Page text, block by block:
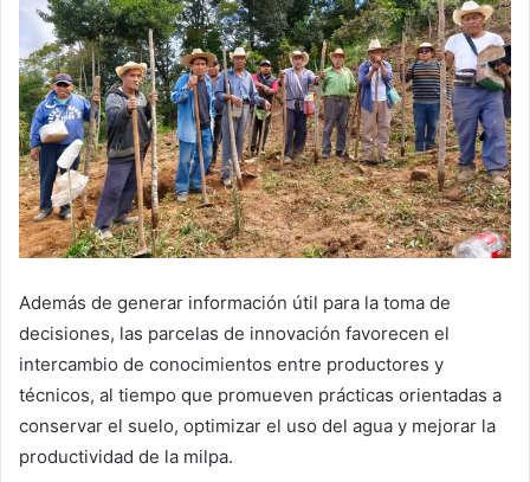
Además de generar información útil para la toma de
decisiones, las parcelas de innovación favorecen el
intercambio de conocimientos entre productores y
técnicos, al tiempo que promueven prácticas orientadas a
conservar el suelo, optimizar el uso del agua y mejorar la
productividad de la milpa.